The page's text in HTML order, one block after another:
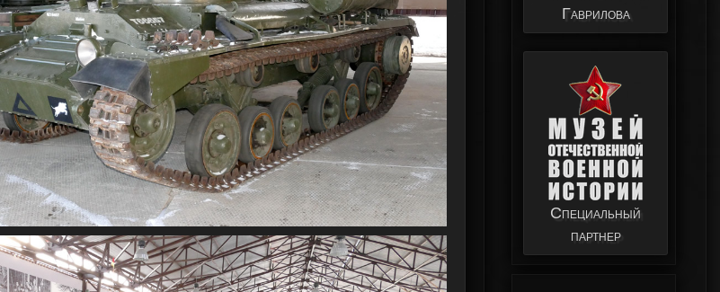
Гаврилова
Специальный
партнер